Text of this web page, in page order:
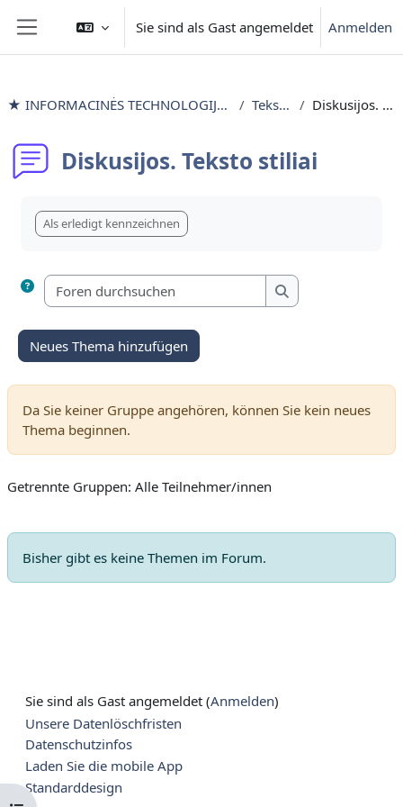
Website-Übersicht
Sie sind als Gast angemeldet Anmelden
★ INFORMACINĖS TECHNOLOGIJOS išlyginamieji mokymai Teksto stiliai Diskusijos. Teksto stiliai
Diskusijos. Teksto stiliai
Als erledigt kennzeichnen
Foren durchsuchen
Foren durchsuchen
Neues Thema hinzufügen
Da Sie keiner Gruppe angehören, können Sie kein neues
Thema beginnen.
Getrennte Gruppen: Alle Teilnehmer/innen
Bisher gibt es keine Themen im Forum.
Sie sind als Gast angemeldet (Anmelden)
Unsere Datenlöschfristen
Datenschutzinfos
Laden Sie die mobile App
Standarddesign